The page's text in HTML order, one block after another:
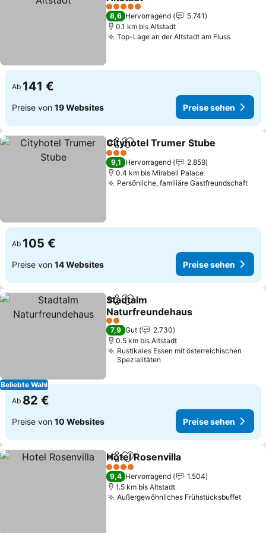
Preise sehen
5 Sterne
8,6 Hervorragend
5.741
0.1 km bis Altstadt
Top-Lage an der Altstadt am FlussPreise
Ab 141 €
Preise von 19 Websites Preise sehen
TeilenZu Favoriten hinzufügen
Cityhotel Trumer Stube
3 Sterne
9,1 Hervorragend
2.859
0.4 km bis Mirabell Palace
Persönliche, familiäre Gastfreundschaft
Ab 105 €
Preise von 14 Websites Preise sehen
Beliebte Wahl
TeilenZu Favoriten hinzufügen
Stadtalm
Naturfreundehaus
Preise sehen
2 Sterne
7,9 Gut
2.730
0.5 km bis Altstadt
Rustikales Essen mit österreichischen
Spezialitäten
Ab 82 €
Preise von 10 Websites Preise sehen
TeilenZu Favoriten hinzufügen
Hotel Rosenvilla
4 Sterne
9,4 Hervorragend
1.504
1.5 km bis Altstadt
Außergewöhnliches Frühstücksbuffet